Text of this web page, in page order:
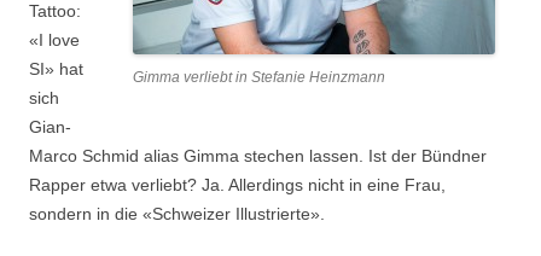
Gimma verliebt in Stefanie Heinzmann
Tattoo:
«I love
SI» hat
sich
Gian-
Marco Schmid alias Gimma stechen lassen. Ist der Bündner
Rapper etwa verliebt? Ja. Allerdings nicht in eine Frau,
sondern in die «Schweizer Illustrierte».